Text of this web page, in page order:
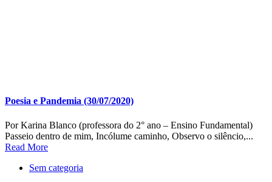
Poesia e Pandemia (30/07/2020)
Por Karina Blanco (professora do 2° ano – Ensino Fundamental)
Passeio dentro de mim, Incólume caminho, Observo o silêncio,...
Read More
Sem categoria